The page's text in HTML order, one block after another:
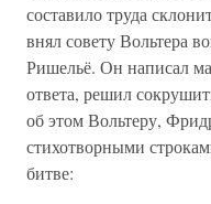
составило труда
внял совету Вольтера
Ришельё. Он написал
ответа, решил
об этом Вольтеру,
стихотворными
битве: